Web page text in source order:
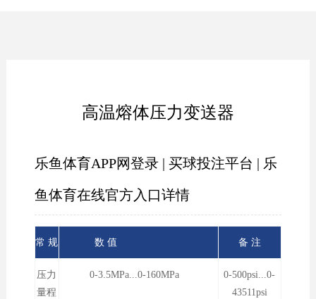
高温熔体压力变送器
乐鱼体育APP网登录 | 买球投注平台 | 乐
鱼体育在线官方入口详情
常 规 数 值 备 注
压力
量程
0-3.5MPa...0-160MPa
0-500psi...0-
43511psi